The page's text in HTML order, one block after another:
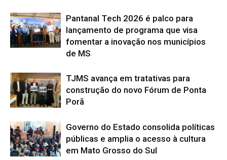
Pantanal Tech 2026 é palco para
lançamento de programa que visa
fomentar a inovação nos municípios
de MS
TJMS avança em tratativas para
construção do novo Fórum de Ponta
Porã
Governo do Estado consolida políticas
públicas e amplia o acesso à cultura
em Mato Grosso do Sul